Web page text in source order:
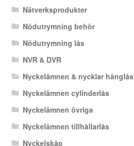
Nätverksprodukter
Nödutrymning behör
Nödutrymning lås
NVR & DVR
Nyckelämnen & nycklar hänglås
Nyckelämnen cylinderlås
Nyckelämnen övriga
Nyckelämnen tillhållarlås
Nyckelskåp